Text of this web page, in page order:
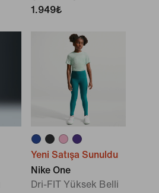
1.949₺
Yeni Satışa Sunuldu
Nike One
Dri-FIT Yüksek Belli